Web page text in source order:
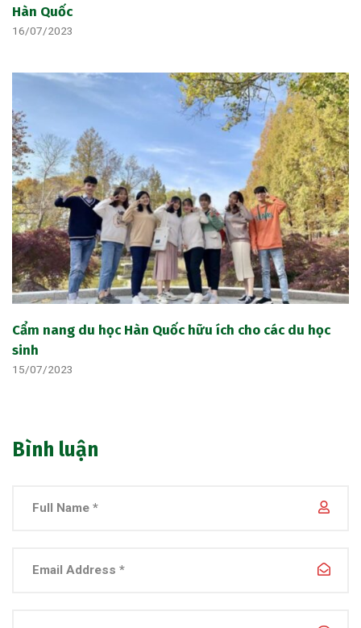
Hàn Quốc
16/07/2023
Cẩm nang du học Hàn Quốc hữu ích cho các du học
sinh
15/07/2023
Bình luận